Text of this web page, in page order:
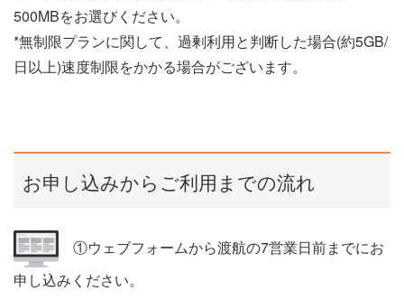
500MBをお選びください。
*無制限プランに関して、過剰利用と判断した場合(約5GB/
日以上)速度制限をかかる場合がございます。
お申し込みからご利用までの流れ
①ウェブフォームから渡航の7営業日前までにお
申し込みください。